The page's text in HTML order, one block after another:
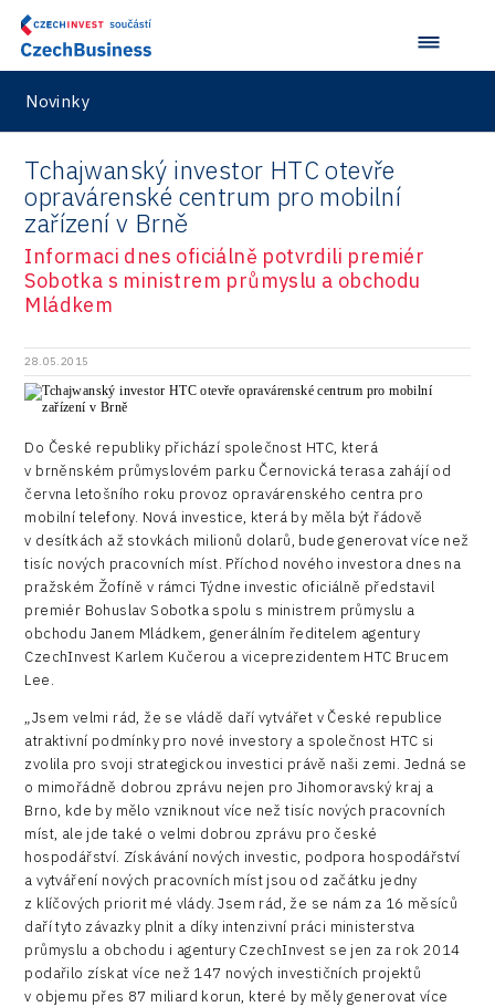
Novinky
Tchajwanský investor HTC otevře
opravárenské centrum pro mobilní
zařízení v Brně
Informaci dnes oficiálně potvrdili premiér
Sobotka s ministrem průmyslu a obchodu
Mládkem
28.05.2015
Do České republiky přichází společnost HTC, která
v brněnském průmyslovém parku Černovická terasa zahájí od
června letošního roku provoz opravárenského centra pro
mobilní telefony. Nová investice, která by měla být řádově
v desítkách až stovkách milionů dolarů, bude generovat více než
tisíc nových pracovních míst. Příchod nového investora dnes na
pražském Žofíně v rámci Týdne investic oficiálně představil
premiér Bohuslav Sobotka spolu s ministrem průmyslu a
obchodu Janem Mládkem, generálním ředitelem agentury
CzechInvest Karlem Kučerou a viceprezidentem HTC Brucem
Lee.
„Jsem velmi rád, že se vládě daří vytvářet v České republice
atraktivní podmínky pro nové investory a společnost HTC si
zvolila pro svoji strategickou investici právě naši zemi. Jedná se
o mimořádně dobrou zprávu nejen pro Jihomoravský kraj a
Brno, kde by mělo vzniknout více než tisíc nových pracovních
míst, ale jde také o velmi dobrou zprávu pro české
hospodářství. Získávání nových investic, podpora hospodářství
a vytváření nových pracovních míst jsou od začátku jedny
z klíčových priorit mé vlády. Jsem rád, že se nám za 16 měsíců
daří tyto závazky plnit a díky intenzivní práci ministerstva
průmyslu a obchodu i agentury CzechInvest se jen za rok 2014
podařilo získat více než 147 nových investičních projektů
v objemu přes 87 miliard korun, které by měly generovat více